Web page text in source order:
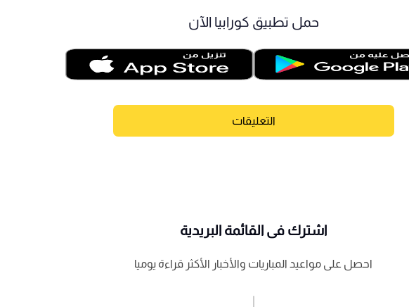
حمل تطبيق كورابيا الآن
التعليقات
اشترك فى القائمة البريدية
احصل على مواعيد المباريات والأخبار الأكثر قراءة يوميا